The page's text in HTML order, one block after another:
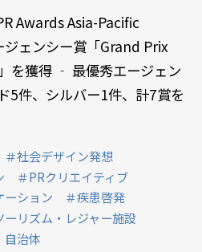
Awards Asia-Pacific
ェンシー賞「Grand Prix
を獲得 ‐ 最優秀エージェン
5件、シルバー1件、計7賞を
＃社会デザイン発想
＃PRクリエイティブ
ーション
＃疾患啓発
ーリズム・レジャー施設
自治体